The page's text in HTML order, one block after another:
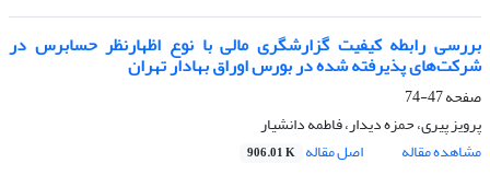
بررسی رابطه‌‌‌ کیفیت گزارشگری مالی با نوع اظهارنظر حسابرس در
شرکت‌‌‌های پذیرفته شده در بورس اوراق بهادار تهران
صفحه47-74
پرویز پیری، حمزه دیدار، فاطمه دانشیار
مشاهده مقاله
اصل مقاله 906.01 K